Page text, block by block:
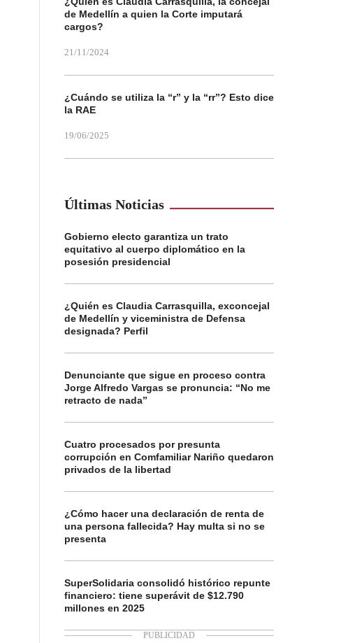
de Medellín a quien la Corte imputará
cargos?
21/11/2024
¿Cuándo se utiliza la “r” y la “rr”? Esto dice
la RAE
19/06/2025
Últimas Noticias
Gobierno electo garantiza un trato
equitativo al cuerpo diplomático en la
posesión presidencial
¿Quién es Claudia Carrasquilla, exconcejal
de Medellín y viceministra de Defensa
designada? Perfil
Denunciante que sigue en proceso contra
Jorge Alfredo Vargas se pronuncia: “No me
retracto de nada”
Cuatro procesados por presunta
corrupción en Comfamiliar Nariño quedaron
privados de la libertad
¿Cómo hacer una declaración de renta de
una persona fallecida? Hay multa si no se
presenta
SuperSolidaria consolidó histórico repunte
financiero: tiene superávit de $12.790
millones en 2025